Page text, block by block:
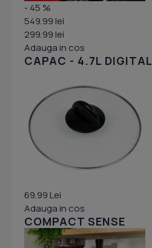
- 45 %
549.99 lei
299.99 lei
Adauga in cos
CAPAC - 4.7L DIGITAL
69.99 Lei
Adauga in cos
COMPACT SENSE